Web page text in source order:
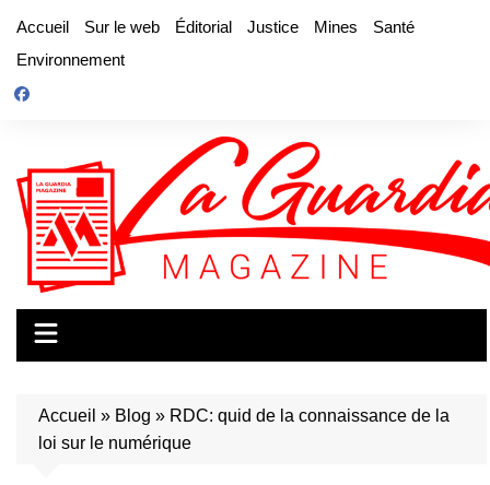
contenu
Accueil Sur le web Éditorial Justice Mines
Santé
Environnement
Accueil » Blog » RDC: quid de la connaissance de la
loi sur le numérique